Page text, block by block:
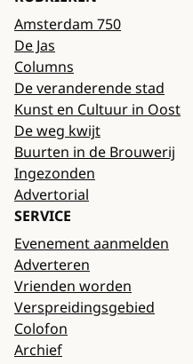
Amsterdam 750
De Jas
Columns
De veranderende stad
Kunst en Cultuur in Oost
De weg kwijt
Buurten in de Brouwerij
Ingezonden
Advertorial
SERVICE
Evenement aanmelden
Adverteren
Vrienden worden
Verspreidingsgebied
Colofon
Archief